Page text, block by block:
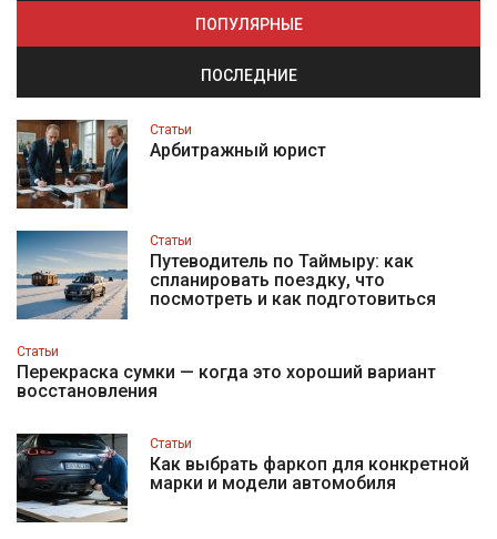
ПОПУЛЯРНЫЕ
ПОСЛЕДНИЕ
Статьи
Арбитражный юрист
Статьи
Путеводитель по Таймыру: как
спланировать поездку, что
посмотреть и как подготовиться
Статьи
Перекраска сумки — когда это хороший вариант
восстановления
Статьи
Как выбрать фаркоп для конкретной
марки и модели автомобиля